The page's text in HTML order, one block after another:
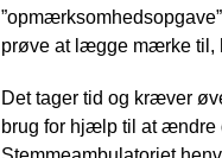
prøve at lægge mærke til,
Det tager tid og kræver
brug for hjælp til at ændre